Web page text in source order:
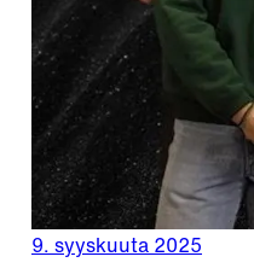
9. syyskuuta 2025